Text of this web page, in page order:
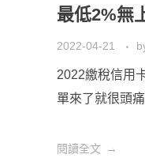
最低2%無
2022-04-21
2022繳稅信用
單來了就很頭
閱讀全文